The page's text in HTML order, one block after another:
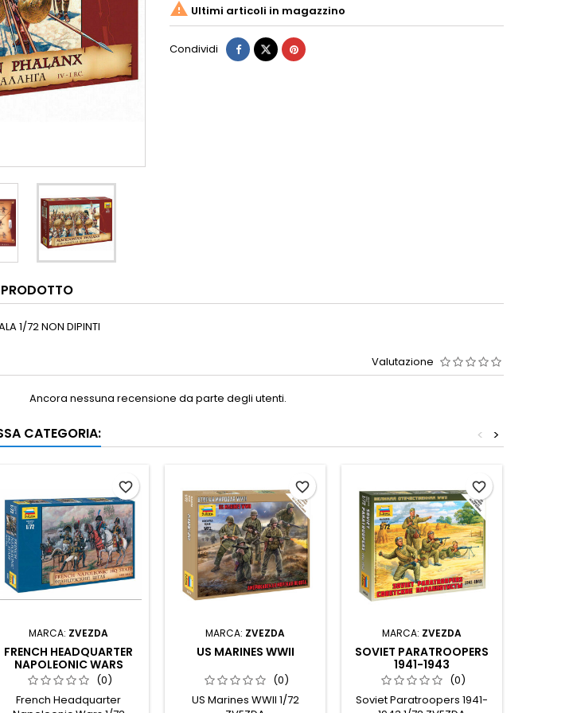
 Ultimi articoli in magazzino
Condividi
1/72 NON DIPINTI
Valutazione
Ancora nessuna recensione da parte degli utenti.
CATEGORIA: >
<
MARCA: ZVEZDA
FRENCH HEADQUARTER
NAPOLEONIC WARS
(0)
French Headquarter
favorite_border
MARCA: ZVEZDA
US MARINES WWII
(0)
US Marines WWII 1/72
favorite_border
MARCA: ZVEZDA
SOVIET PARATROOPERS
1941-1943
(0)
Soviet Paratroopers 1941-
favorite_border